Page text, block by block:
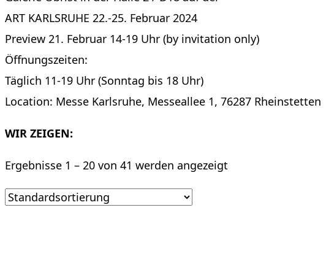
ART KARLSRUHE 22.-25. Februar 2024
Preview 21. Februar 14-19 Uhr (by invitation only)
Öffnungszeiten:
Täglich 11-19 Uhr (Sonntag bis 18 Uhr)
Location: Messe Karlsruhe, Messeallee 1, 76287 Rheinstetten
WIR ZEIGEN:
Ergebnisse 1 – 20 von 41 werden angezeigt